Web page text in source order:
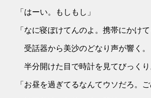
「はーい。もしもし」
「なに寝ぼけてんのよ。携帯にかけ
受話器から美沙のどなり声が響く。
半分開けた目で時計を見てびっくり
「お昼を過ぎてるなんてウソだろ。ご